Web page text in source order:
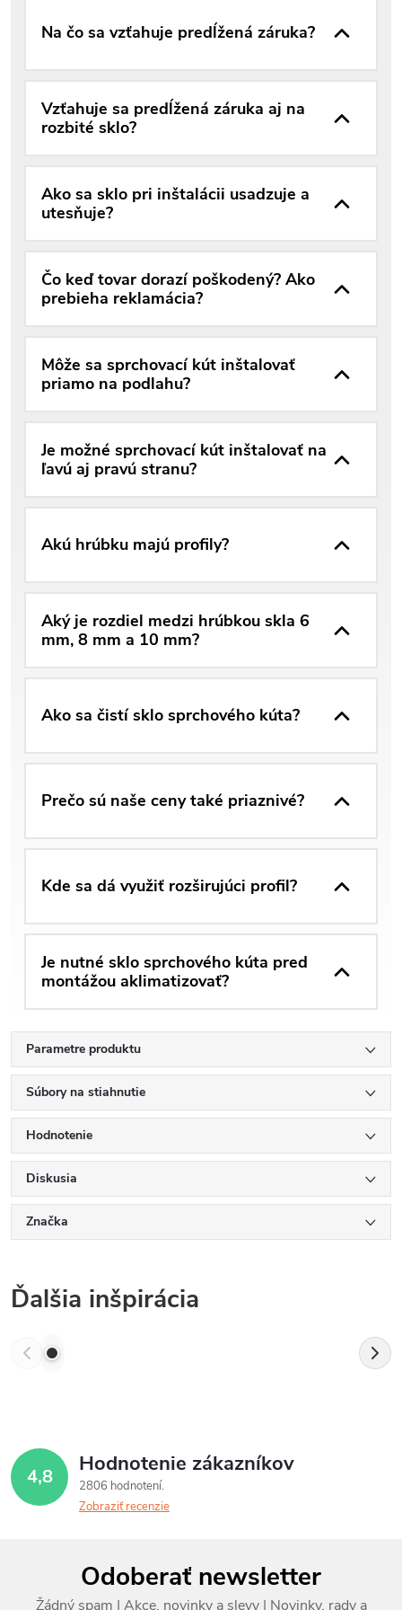
Na čo sa vzťahuje predĺžená záruka?
Vzťahuje sa predĺžená záruka aj na
rozbité sklo?
Ako sa sklo pri inštalácii usadzuje a
utesňuje?
Čo keď tovar dorazí poškodený? Ako
prebieha reklamácia?
Môže sa sprchovací kút inštalovať
priamo na podlahu?
Je možné sprchovací kút inštalovať na
ľavú aj pravú stranu?
Akú hrúbku majú profily?
Aký je rozdiel medzi hrúbkou skla 6
mm, 8 mm a 10 mm?
Ako sa čistí sklo sprchového kúta?
Prečo sú naše ceny také priaznivé?
Kde sa dá využiť rozširujúci profil?
Je nutné sklo sprchového kúta pred
montážou aklimatizovať?
Parametre produktu
Súbory na stiahnutie
Hodnotenie
Diskusia
Značka
Ďalšia inšpirácia
4,8 Hodnotenie zákazníkov
2806 hodnotení
Zobraziť recenzie
Odoberať newsletter